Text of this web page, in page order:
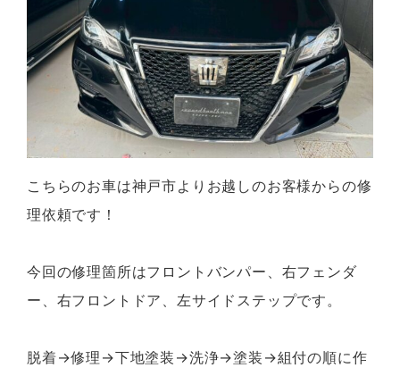
こちらのお車は神戸市よりお越しのお客様からの修
理依頼です！
今回の修理箇所はフロントバンパー、右フェンダ
ー、右フロントドア、左サイドステップです。
脱着→修理→下地塗装→洗浄→塗装→組付の順に作